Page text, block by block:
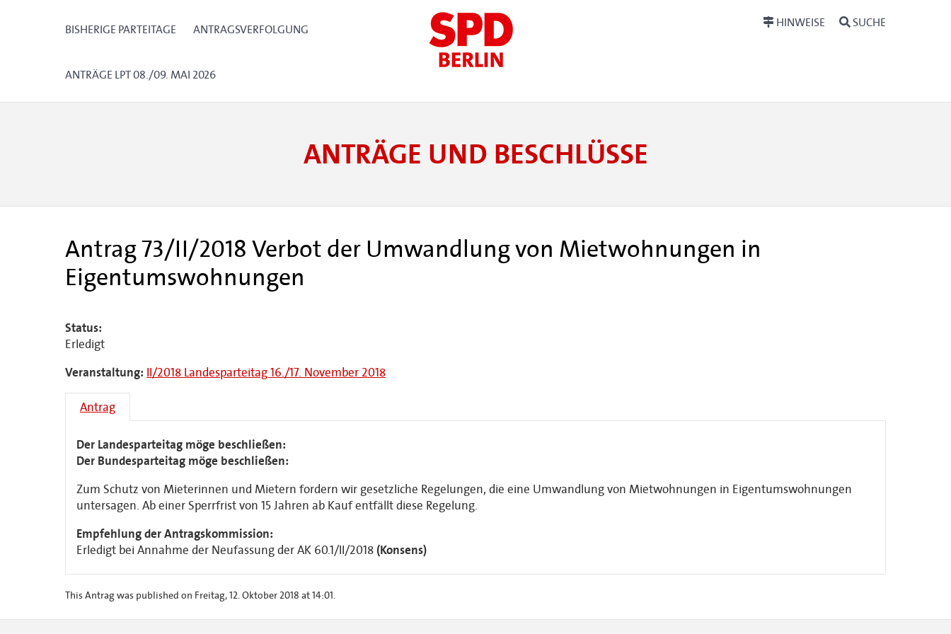
BISHERIGE PARTEITAGE ANTRAGSVERFOLGUNG
ANTRÄGE LPT 08./09. MAI 2026
HINWEISE SUCHE
ANTRÄGE UND BESCHLÜSSE
Antrag 73/II/2018 Verbot der Umwandlung von Mietwohnungen in
Eigentumswohnungen
Status:
Erledigt
Veranstaltung: II/2018 Landesparteitag 16./17. November 2018
Antrag
Der Landesparteitag möge beschließen:
Der Bundesparteitag möge beschließen:
Zum Schutz von Mieterinnen und Mietern fordern wir gesetzliche Regelungen, die eine Umwandlung von Mietwohnungen in Eigentumswohnungen
untersagen. Ab einer Sperrfrist von 15 Jahren ab Kauf entfällt diese Regelung.
Empfehlung der Antragskommission:
Erledigt bei Annahme der Neufassung der AK 60.1/II/2018 (Konsens)
This Antrag was published on Freitag, 12. Oktober 2018 at 14:01.